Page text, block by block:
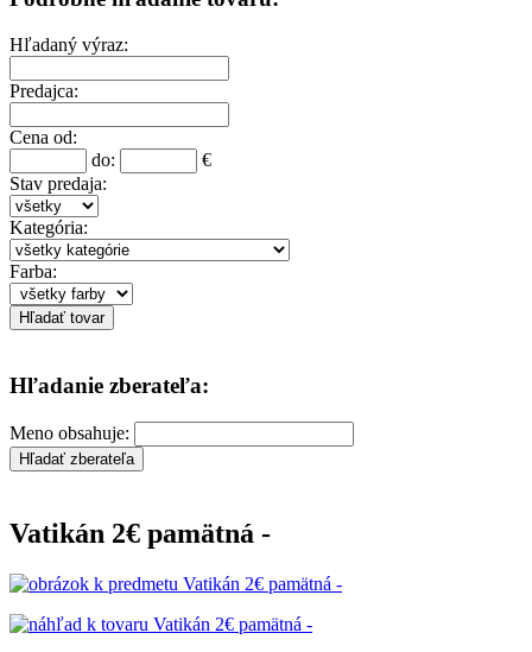
Hľadaný výraz:
Predajca:
Cena od:
do:
€
Stav predaja:
Kategória:
Farba:
Hľadanie zberateľa:
Meno obsahuje:
Vatikán 2€ pamätná -